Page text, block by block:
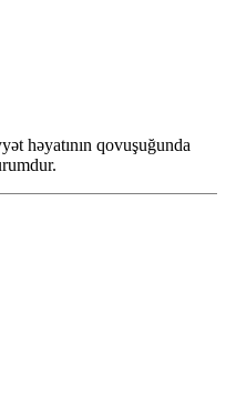
həyatının qovuşuğunda